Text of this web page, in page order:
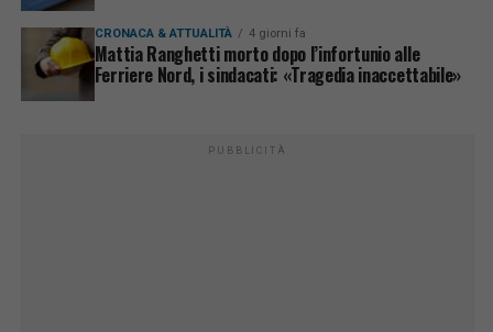
CRONACA & ATTUALITÀ 4 giorni fa
Mattia Ranghetti morto dopo l’infortunio alle
Ferriere Nord, i sindacati: «Tragedia inaccettabile»
PUBBLICITÀ